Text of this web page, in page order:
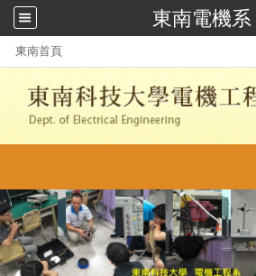
東南電機系
東南首頁
navigation